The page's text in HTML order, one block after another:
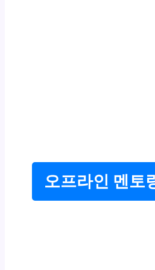
오프라인 멘토